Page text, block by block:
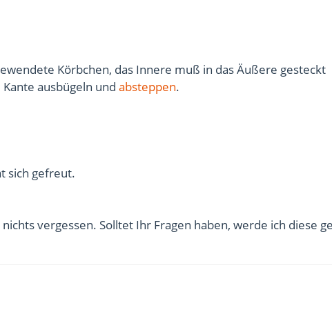
Körbchen, das Innere muß in das Äußere gesteckt
ausbügeln und absteppen.
sich gefreut.
vergessen. Solltet Ihr Fragen haben, werde ich diese